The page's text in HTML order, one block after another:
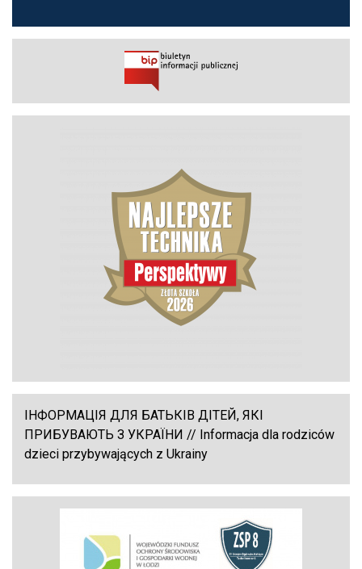
ІНФОРМАЦІЯ ДЛЯ БАТЬКІВ ДІТЕЙ, ЯКІ
ПРИБУВАЮТЬ З УКРАЇНИ // Informacja dla rodziców
dzieci przybywających z Ukrainy